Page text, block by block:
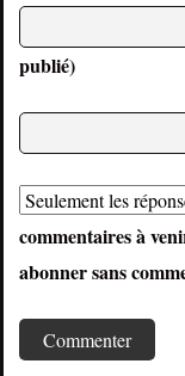
publié)
commentaires à
abonnersans